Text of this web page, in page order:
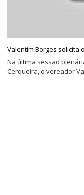
Valentim Borges solicita
Na última sessão
Cerqueira, o vereador